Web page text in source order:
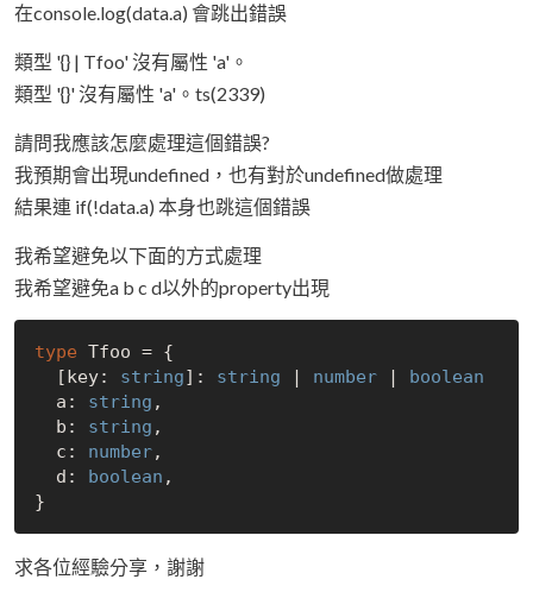
在console.log(data.a) 會跳出錯誤
類型 '{} | Tfoo' 沒有屬性 'a'。
類型 '{}' 沒有屬性 'a'。ts(2339)
請問我應該怎麼處理這個錯誤?
我預期會出現undefined，也有對於undefined做處理
結果連 if(!data.a) 本身也跳這個錯誤
我希望避免以下面的方式處理
我希望避免a b c d以外的property出現
type Tfoo = {
  [key:
string]: string | number | boolean
  a:
string ,
  b:
string ,
  c:
number,
  d:
boolean ,
求各位經驗分享，謝謝